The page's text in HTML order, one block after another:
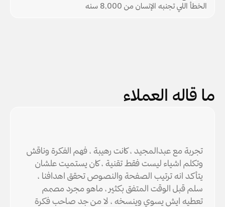
الخطأ اللي تجنبه الإنسان من 8,000 سنه
ما قاله العملاء